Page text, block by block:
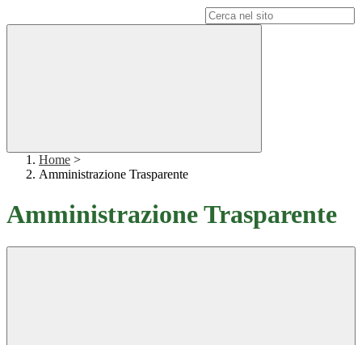
Home >
Amministrazione Trasparente
Amministrazione Trasparente